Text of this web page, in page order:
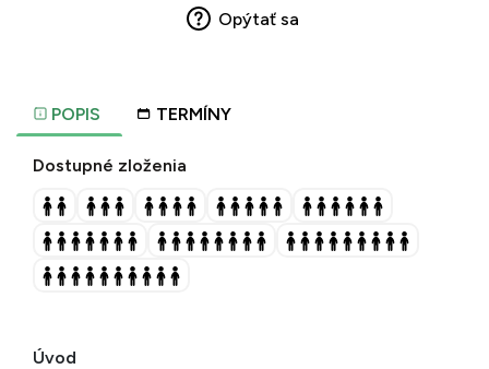
POPIS TERMÍNY
Dostupné zloženia
Úvod
Opýtať sa